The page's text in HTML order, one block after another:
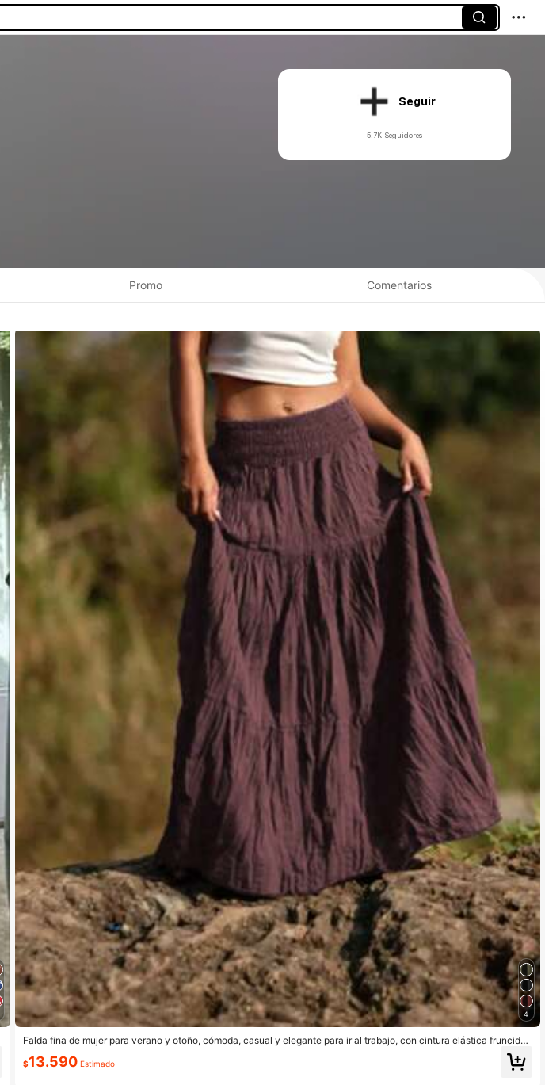
Seguir
5.7K Seguidores
Promo Comentarios
4
Falda fina de mujer para verano y otoño, cómoda, casual y elegante para ir al trabajo, con cintura elástica fruncida,
$13.590 Estimado